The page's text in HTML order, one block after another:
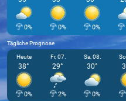
0% 0% 0%
Tägliche Prognose
Heute
38°
0%
Fr, 07.
29°
2%
Sa, 08.
30°
0%